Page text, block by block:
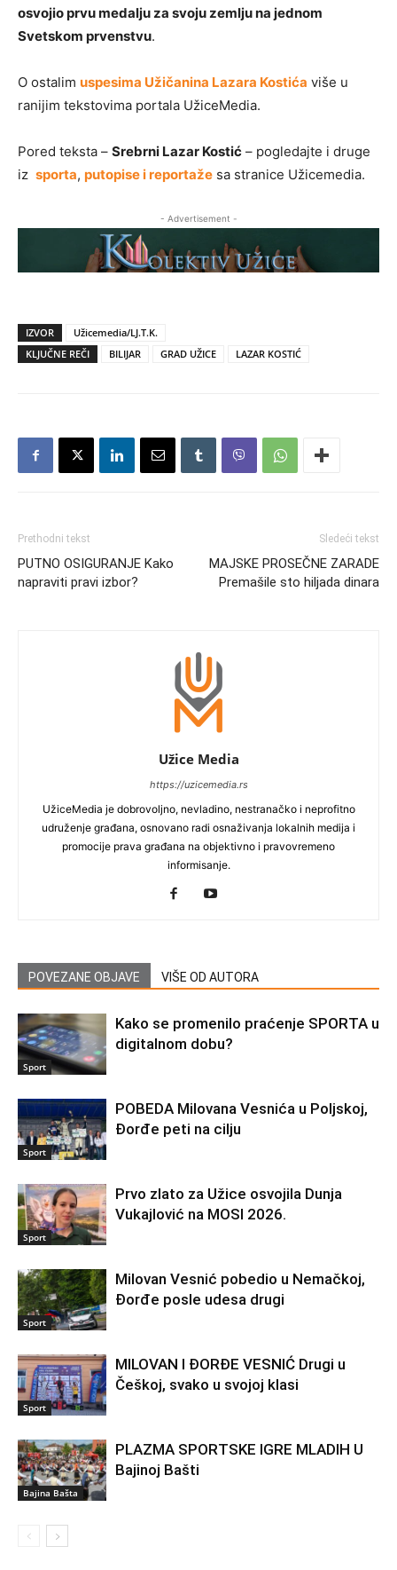
osvojio prvu medalju za svoju zemlju na jednom
Svetskom prvenstvu.
O ostalim uspesima Užičanina Lazara Kostića više u
ranijim tekstovima portala UžiceMedia.
Pored teksta – Srebrni Lazar Kostić – pogledajte i druge
iz sporta, putopise i reportaže sa stranice Užicemedia.
- Advertisement -
IZVOR
Užicemedia/LJ.T.K.
KLJUČNE REČI
BILIJAR GRAD UŽICE LAZAR KOSTIĆ
Prethodni tekst
PUTNO OSIGURANJE Kako
napraviti pravi izbor?
Sledeći tekst
MAJSKE PROSEČNE ZARADE
Premašile sto hiljada dinara
Užice Media
https://uzicemedia.rs
UžiceMedia je dobrovoljno, nevladino, nestranačko i neprofitno
udruženje građana, osnovano radi osnaživanja lokalnih medija i
promocije prava građana na objektivno i pravovremeno
informisanje.
POVEZANE OBJAVE VIŠE OD AUTORA
Sport
Kako se promenilo praćenje SPORTA u
digitalnom dobu?
Sport
POBEDA Milovana Vesnića u Poljskoj,
Đorđe peti na cilju
Sport
Prvo zlato za Užice osvojila Dunja
Vukajlović na MOSI 2026.
Sport
Milovan Vesnić pobedio u Nemačkoj,
Đorđe posle udesa drugi
Sport
MILOVAN I ĐORĐE VESNIĆ Drugi u
Češkoj, svako u svojoj klasi
Bajina Bašta
PLAZMA SPORTSKE IGRE MLADIH U
Bajinoj Bašti